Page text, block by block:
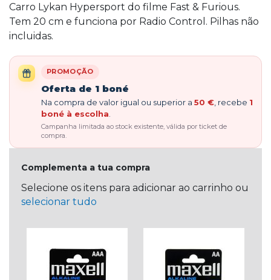
Carro Lykan Hypersport do filme Fast & Furious.
Tem 20 cm e funciona por Radio Control. Pilhas não
incluidas.
PROMOÇÃO
Oferta de 1 boné
Na compra de valor igual ou superior a 50 € , recebe 1
boné à escolha
Campanha limitada ao stock existente, válida por ticket de
compra.
Complementa a tua compra
Selecione os itens para adicionar ao carrinho ou
selecionar tudo